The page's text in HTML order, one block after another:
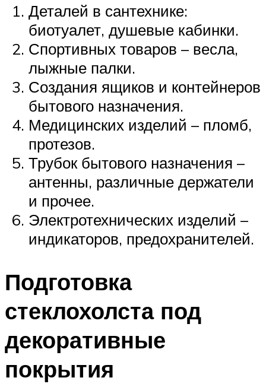
Деталей в сантехнике:
биотуалет, душевые кабинки.
Спортивных товаров – весла,
лыжные палки.
Создания ящиков и контейнеров
бытового назначения.
Медицинских изделий – пломб,
протезов.
Трубок бытового назначения –
антенны, различные держатели
и прочее.
Электротехнических изделий –
индикаторов, предохранителей.
Подготовка
стеклохолста под
декоративные
покрытия